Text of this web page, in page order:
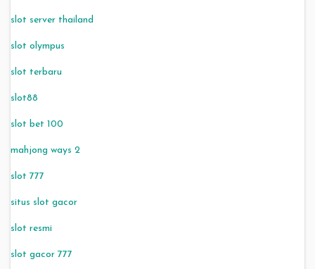
slot server thailand
slot olympus
slot terbaru
slot88
slot bet 100
mahjong ways 2
slot 777
situs slot gacor
slot resmi
slot gacor 777